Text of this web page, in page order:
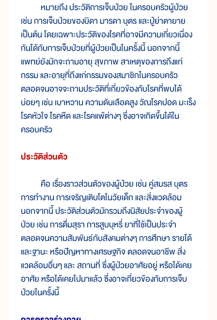
หมายถึง ประวัติการเจ็บป่วย ในครอบครัวผู้ป่วย
เช่น การเจ็บป่วยของบิดา มารดา บุตร และปู่ย่าตายาย
เป็นต้น โดยเฉพาะประวัติของโรคที่อาจมีความเกี่ยวเนื่อง
กันได้กับการเจ็บป่วยที่ผู้ป่วยเป็นในครั้งนี้ นอกจากนี้
แพทย์ยังมักจะถามอายุ สุขภาพ สาเหตุของการถึงแก่
กรรม และอายุที่ถึงแก่กรรมของสมาชิกในครอบครัว
ตลอดจนอาจจะถามประวัติที่เกี่ยวข้องกับโรคที่พบได้
บ่อยๆ เช่น เบาหวาน ความดันเลือดสูง วัณโรคปอด มะเร็ง
โรคหัวใจ โรคหืด และโรคแพ้ต่างๆ ซึ่งอาจเกิดขึ้นได้ใน
ครอบครัว
ประวัติส่วนตัว
คือ เรื่องราวส่วนตัวของผู้ป่วย เช่น คู่สมรส บุตร
การทำงาน การเจริญเติบโตในวัยเด็ก และสิ่งแวดล้อม
นอกจากนี้ ประวัติส่วนตัวมักรวมถึงนิสัยประจำของผู้
ป่วย เช่น การดื่มสุรา การสูบบุหรี่ ยาที่ใช้เป็นประจำ
ตลอดจนความสัมพันธ์กับสังคมต่างๆ การศึกษา รายได้
และฐานะ หรือปัญหาทางเศรษฐกิจ ตลอดจนอาชีพ สิ่ง
แวดล้อมอื่นๆ และ สถานที่ ซึ่งผู้ป่วยอาศัยอยู่ หรือได้เคย
อาศัย หรือได้เคยไปมาแล้ว ซึ่งอาจเกี่ยวข้องกับการเจ็บ
ป่วยในครั้งนี้